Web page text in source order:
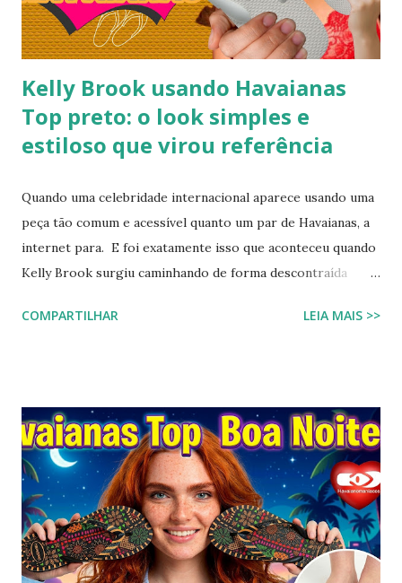
Kelly Brook usando Havaianas
Top preto: o look simples e
estiloso que virou referência
Quando uma celebridade internacional aparece usando uma
peça tão comum e acessível quanto um par de Havaianas, a
internet para. E foi exatamente isso que aconteceu quando
Kelly Brook surgiu caminhando de forma descontraída
que se tornou rapidamente uma inspiração para fãs de
“estilo real da vida real”: confortável, descomplicado e
totalmente copiável. É aquele tipo de visual que mostra
que moda não precisa ser cara, extravagante ou complexa e
que até as celebridades mais glamourosas valorizam peças
acessíveis que todo mundo pode ter. Hoje você vai ver por
que esse look viralizou, como a atriz combinou o modelo
Top preto, por que celebridades adoram esse clássico
COMPARTILHAR LEIA MAIS >>